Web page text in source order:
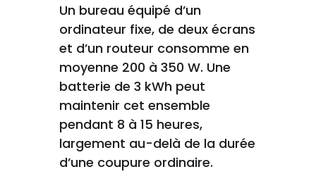
Un bureau équipé d’un
ordinateur fixe, de deux écrans
et d’un routeur consomme en
moyenne 200 à 350 W. Une
batterie de 3 kWh peut
maintenir cet ensemble
pendant 8 à 15 heures,
largement au-delà de la durée
d’une coupure ordinaire.